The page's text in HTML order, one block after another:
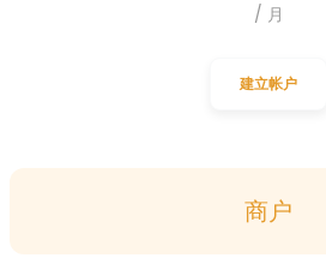
/ 月
建立帐户
商户